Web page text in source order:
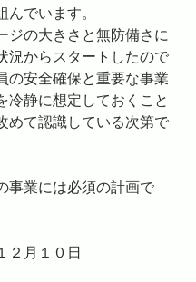
んでいます。
の大きさと無防備さに
況からスタートしたので
の安全確保と重要な事業
冷静に想定しておくこと
めて認識している次第で
事業には必須の計画で
２月１０日